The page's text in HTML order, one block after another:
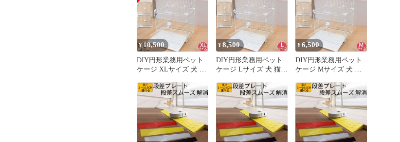
¥10,500
DIY円形業務用ペット
ケージ XLサイズ 犬 猫
用 サークル 組立簡単
すのこパネル トレー引
き出し式 丸洗いOK 3段
重ね対応 幅93×奥行59×
高さ74.5cm
¥8,500
DIY円形業務用ペット
ケージ Lサイズ 犬 猫
用 サークル 組立簡単
すのこパネル トレー引
き出し式 丸洗いOK 3段
重ね対応 幅76×奥行46×
高さ65cm
¥6,500
DIY円形業務用ペット
ケージ Mサイズ 犬 猫
用 サークル 組立簡単
すのこパネル トレー引
き出し式 丸洗いOK 3段
重ね対応 幅60×奥行44×
高さ50cm